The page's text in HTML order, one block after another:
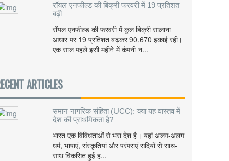
रॉयल एनफील्ड की बिक्री फरवरी में 19 प्रतिशत
बढ़ी
रॉयल एनफील्ड की फरवरी में कुल बिक्री सालाना
आधार पर 19 प्रतिशत बढ़कर 90,670 इकाई रही।
एक साल पहले इसी महीने में कंपनी न...
ARTICLES
समान नागरिक संहिता (UCC): क्या यह वास्तव में
देश की प्राथमिकता है?
भारत एक विविधताओं से भरा देश है। यहां अलग-अलग
धर्म, भाषाएं, संस्कृतियां और परंपराएं सदियों से साथ-
साथ विकसित हुई ह...